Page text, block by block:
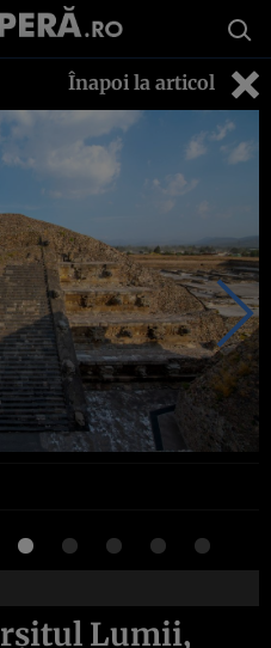
Înapoi la articol
Lumii,